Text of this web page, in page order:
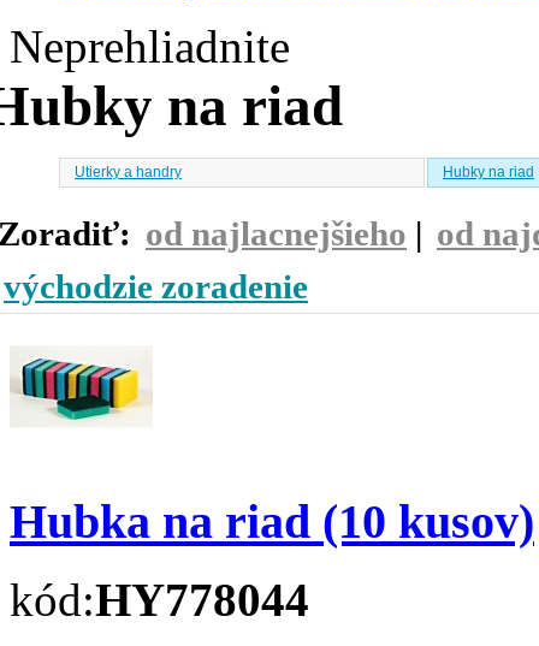
Neprehliadnite
na riad
Utierky a handry Hubky na riad
od najlacnejšieho | od
východzie zoradenie
Hubka na riad (10 kusov)
kód:HY778044